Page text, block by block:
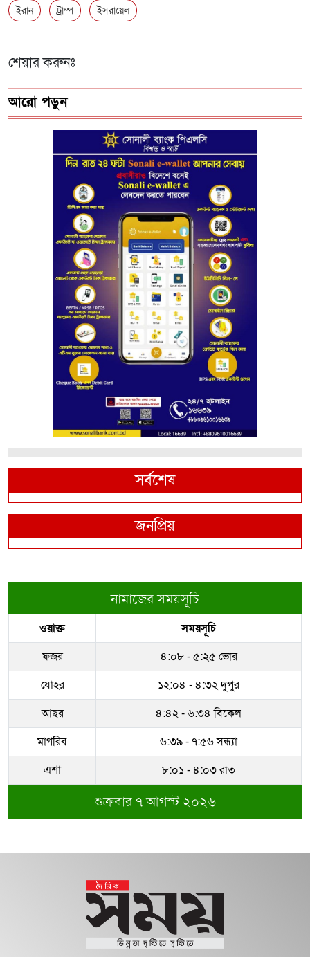
ইরান ট্রাম্প ইসরায়েল
শেয়ার করুনঃ
আরো পড়ুন
সর্বশেষ
জনপ্রিয়
নামাজের সময়সূচি
ওয়াক্ত
সময়সূচি
ফজর
৪:০৮ - ৫:২৫ ভোর
যোহর
১২:০৪ - ৪:৩২ দুপুর
আছর
৪:৪২ - ৬:৩৪ বিকেল
মাগরিব
৬:৩৯ - ৭:৫৬ সন্ধ্যা
এশা
৮:০১ - ৪:০৩ রাত
শুক্রবার ৭ আগস্ট ২০২৬